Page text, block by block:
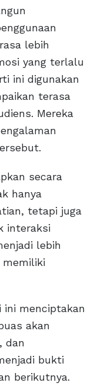
lebih
yang terlalu
ini digunakan
terasa
Mereka
secara
hanya
tetapi juga
interaksi
lebih
memiliki
ini menciptakan
akan
dan
bukti
berikutnya.